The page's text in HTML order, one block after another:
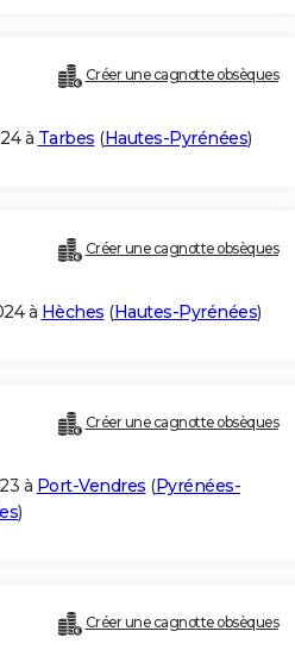
Créer une cagnotte obsèques
à Tarbes (Hautes-Pyrénées)
Créer une cagnotte obsèques
à Hèches (Hautes-Pyrénées)
Créer une cagnotte obsèques
à Port-Vendres (Pyrénées-
)
Créer une cagnotte obsèques